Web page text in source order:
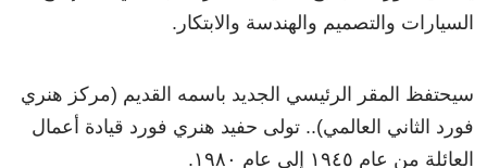
السيارات والتصميم والهندسة والابتكار.
سيحتفظ المقر الرئيسي الجديد باسمه القديم (مركز هنري
فورد الثاني العالمي).. تولى حفيد هنري فورد قيادة أعمال
العائلة من عام ١٩٤٥ إلى عام ١٩٨٠.